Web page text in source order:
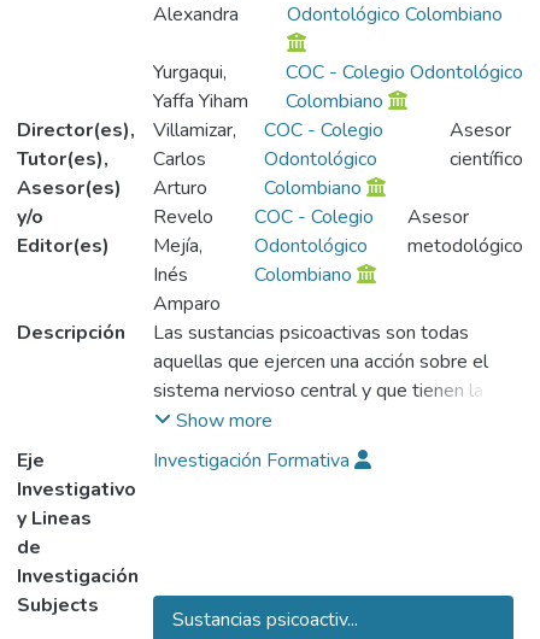
Alexandra
Odontológico Colombiano
Yurgaqui,
Yaffa Yiham
COC - Colegio Odontológico
Colombiano
Director(es),
Tutor(es),
Asesor(es)
y/o
Editor(es)
Villamizar,
Carlos
Arturo
COC - Colegio
Odontológico
Colombiano
Asesor
científico
Revelo
Mejía,
Inés
Amparo
COC - Colegio
Odontológico
Colombiano
Asesor
metodológico
Descripción
Las sustancias psicoactivas son todas
aquellas que ejercen una acción sobre el
sistema nervioso central y que tienen la
capacidad de producir transformaciones
psíquicas bien sea aumentando o
disminuyendo el funcionamiento o
ha observado una inhibición de la secreción
salival que es responsable de cambios
Show more
Eje
Investigativo
y Lineas
de
Investigación
Investigación Formativa
Subjects
Sustancias psicoactiv...